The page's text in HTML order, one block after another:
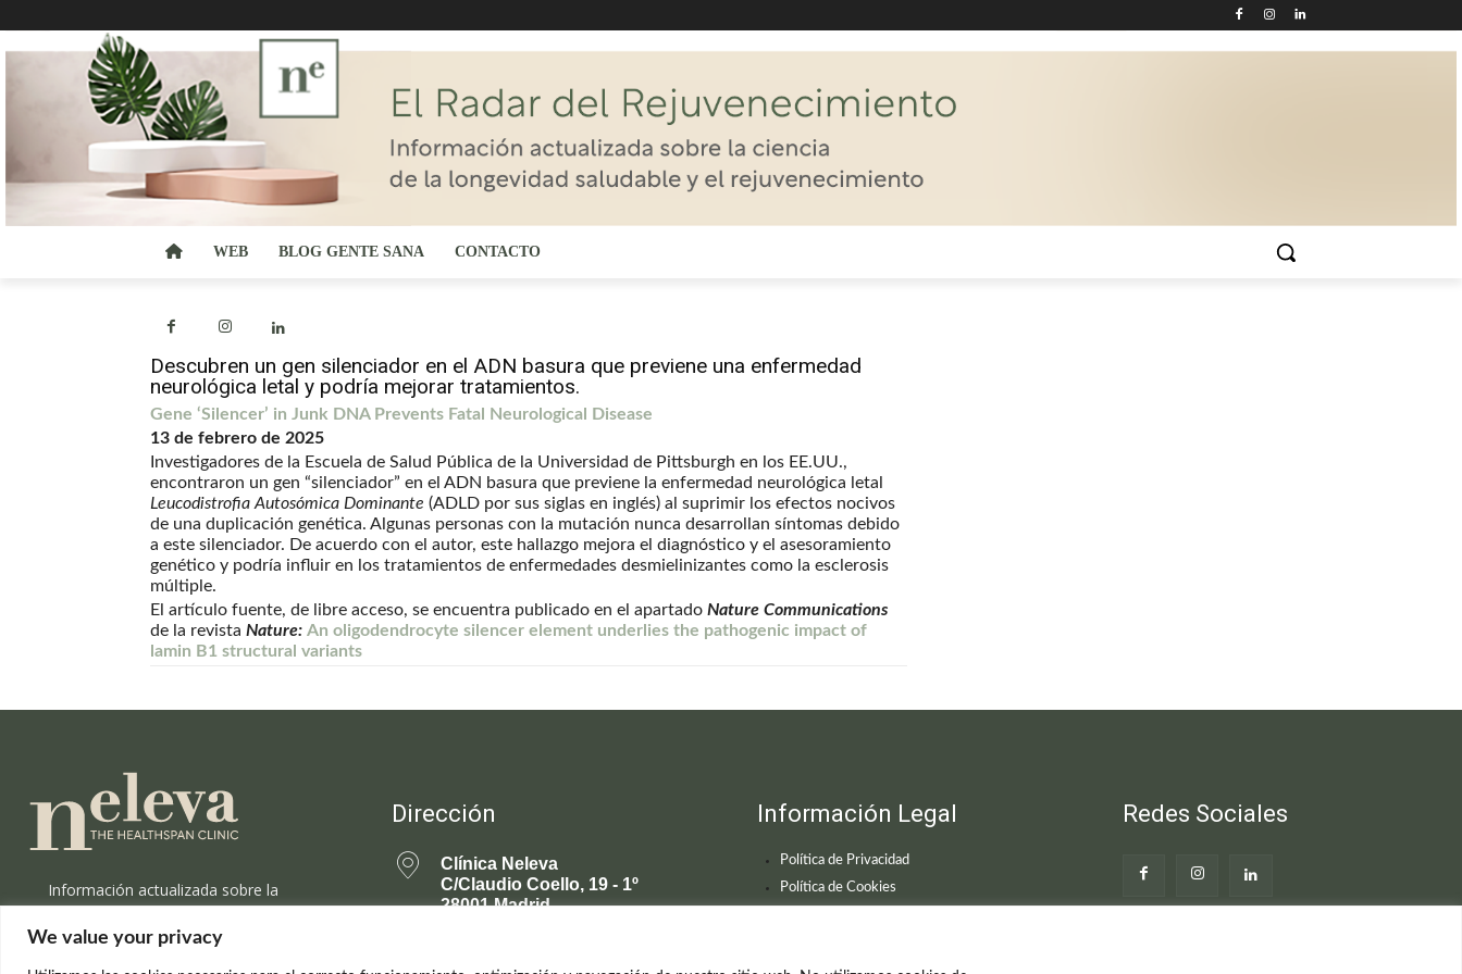
We value your privacy
WEB BLOG GENTE SANA CONTACTO
Descubren un gen silenciador en el ADN basura que previene una enfermedad
neurológica letal y podría mejorar tratamientos.
Gene ‘Silencer’ in Junk DNA Prevents Fatal Neurological Disease
13 de febrero de 2025
Investigadores de la Escuela de Salud Pública de la Universidad de Pittsburgh en los EE.UU.,
encontraron un gen “silenciador” en el ADN basura que previene la enfermedad neurológica letal
Leucodistrofia Autosómica Dominante (ADLD por sus siglas en inglés) al suprimir los efectos nocivos
de una duplicación genética. Algunas personas con la mutación nunca desarrollan síntomas debido
a este silenciador. De acuerdo con el autor, este hallazgo mejora el diagnóstico y el asesoramiento
genético y podría influir en los tratamientos de enfermedades desmielinizantes como la esclerosis
múltiple.
El artículo fuente, de libre acceso, se encuentra publicado en el apartado Nature Communications
de la revista Nature: An oligodendrocyte silencer element underlies the pathogenic impact of
lamin B1 structural variants
Información actualizada sobre la
rejuvenecimiento.
Dirección
Clínica Neleva
C/Claudio Coello, 19 - 1º
28001 Madrid
Información Legal
Política de Privacidad
Política de Cookies
Redes Sociales